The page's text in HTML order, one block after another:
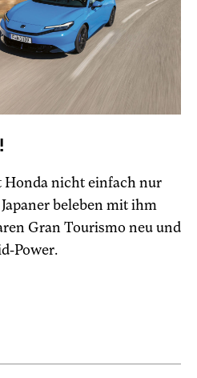
Honda nicht einfach nur
beleben mit ihm
Gran Tourismo neu und
Power.